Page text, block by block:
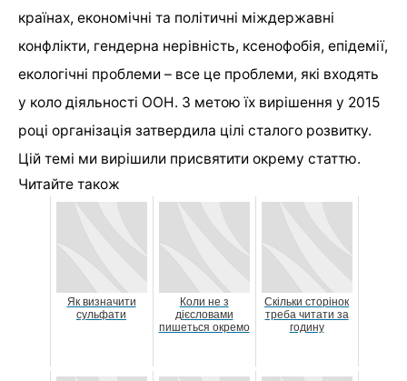
країнах, економічні та політичні міждержавні
конфлікти, гендерна нерівність, ксенофобія, епідемії,
екологічні проблеми – все це проблеми, які входять
у коло діяльності ООН. З метою їх вирішення у 2015
році організація затвердила цілі сталого розвитку.
Цій темі ми вирішили присвятити окрему статтю.
Читайте також
Як визначити
сульфати
Коли не з
дієсловами
пишеться окремо
Скільки сторінок
треба читати за
годину